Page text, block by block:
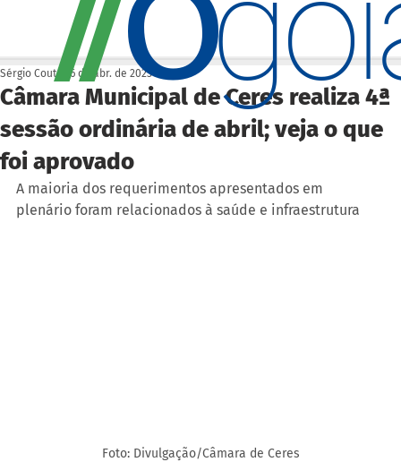
Câmara Municipal de Ceres realiza 4ª
sessão ordinária de abril; veja o que
foi aprovado
Sérgio Couto 26 de abr. de 2023
A maioria dos requerimentos apresentados em
plenário foram relacionados à saúde e infraestrutura
Foto: Divulgação/Câmara de Ceres